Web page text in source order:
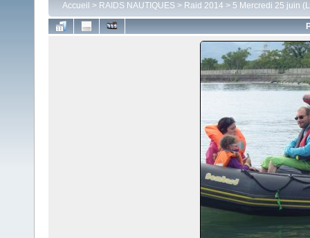
Accueil > RAIDS NAUTIQUES > Raid 2014 > 5 Mercredi 25 juin